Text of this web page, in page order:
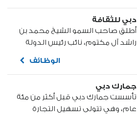
القانونية للحكومة والجهات
الحكومية في إمارة دبي ...
دبي للثقافة
أطلق صاحب السمو الشيخ محمد بن
راشد آل مكتوم، نائب رئيس الدولة
رعاه الله، هيئة الثقافة والفنون في
المعنية بشؤون الثقافة والفنون
والتراث والآداب في إمارة دبي،
الوظائف
جمارك دبي
تأسست جمارك دبي قبل أكثر من مئة
عام، وهي تتولى تسهيل التجارة